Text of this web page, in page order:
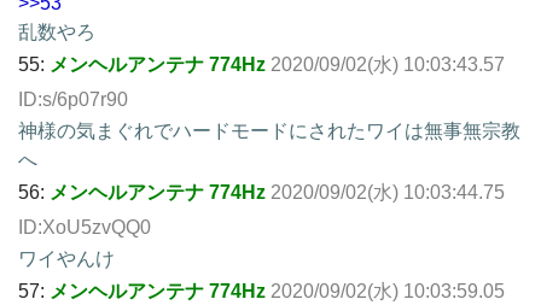
乱数やろ
55: メンヘルアンテナ 774Hz 2020/09/02(水) 10:03:43.57
ID:s/6p07r90
神様の気まぐれでハードモードにされたワイは無事無宗教
へ
56: メンヘルアンテナ 774Hz 2020/09/02(水) 10:03:44.75
ID:XoU5zvQQ0
ワイやんけ
57: メンヘルアンテナ 774Hz 2020/09/02(水) 10:03:59.05